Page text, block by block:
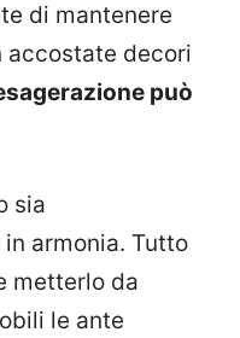
di mantenere
accostate decori
può
sia
armonia. Tutto
metterlo da
le ante